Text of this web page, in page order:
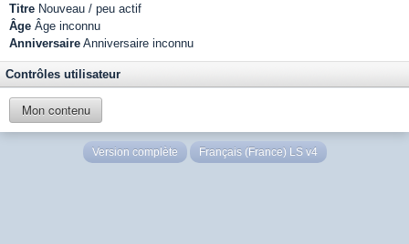
Titre Nouveau / peu actif
Âge Âge inconnu
Anniversaire Anniversaire inconnu
Contrôles utilisateur
Mon contenu
Version complète Français (France) LS v4